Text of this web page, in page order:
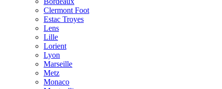
Clermont Foot
Estac Troyes
Lens
Lille
Lorient
Lyon
Marseille
Metz
Monaco